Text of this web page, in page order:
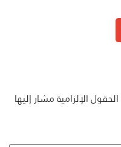
الحقول الإلزامية مشار إليها